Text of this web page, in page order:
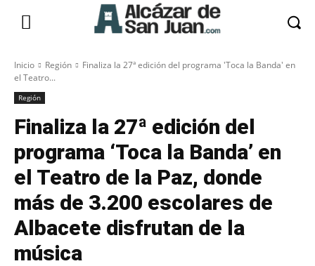
Inicio Región
Finaliza la 27ª edición del programa 'Toca la Banda' en
el Teatro...
Región
Finaliza la 27ª edición del
programa ‘Toca la Banda’ en
el Teatro de la Paz, donde
más de 3.200 escolares de
Albacete disfrutan de la
música